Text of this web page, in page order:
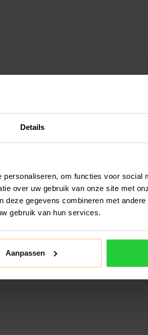
Details
om functies voor social
over uw gebruik van onze site met
gegevens combineren met
gebruik van hun services.
Aanpassen